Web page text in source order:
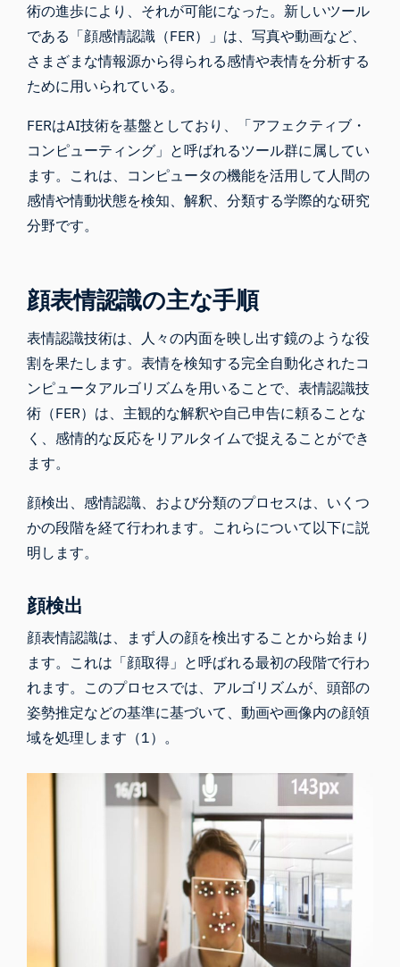
術の進歩により、それが可能になった。新しいツール
である「顔感情認識（FER）」は、写真や動画など、
さまざまな情報源から得られる感情や表情を分析する
ために用いられている。
FERはAI技術を基盤としており、「アフェクティブ・
コンピューティング」と呼ばれるツール群に属してい
ます。これは、コンピュータの機能を活用して人間の
感情や情動状態を検知、解釈、分類する学際的な研究
分野です。
顔表情認識の主な手順
表情認識技術は、人々の内面を映し出す鏡のような役
割を果たします。表情を検知する完全自動化されたコ
ンピュータアルゴリズムを用いることで、表情認識技
術（FER）は、主観的な解釈や自己申告に頼ることな
く、感情的な反応をリアルタイムで捉えることができ
ます。
顔検出、感情認識、および分類のプロセスは、いくつ
かの段階を経て行われます。これらについて以下に説
明します。
顔検出
顔表情認識は、まず人の顔を検出することから始まり
ます。これは「顔取得」と呼ばれる最初の段階で行わ
れます。このプロセスでは、アルゴリズムが、頭部の
姿勢推定などの基準に基づいて 、動画や画像内の顔領
域を処理します（1）。